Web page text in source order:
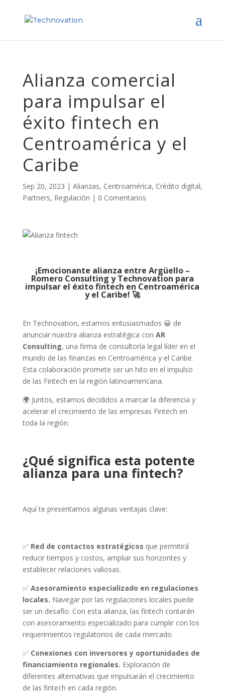
Alianza comercial
para impulsar el
éxito fintech en
Centroamérica y el
Caribe
Sep 20, 2023 | Alianzas, Centroamérica, Crédito digital,
Partners, Regulación | 0 Comentarios
¡Emocionante alianza entre Argüello –
Romero Consulting yTechnovation para
impulsar el éxito fintech en Centroamérica
y el Caribe! 🚀
En Technovation, estamos entusiasmados 😀 de
anunciar nuestra alianza estratégica con AR
Consulting, una firma de consultoría legal líder en el
mundo de las finanzas en Centroamérica y el Caribe.
Esta colaboración promete ser un hito en el impulso
de las Fintech en la región latinoamericana.
🌍 Juntos, estamos decididos a marcar la diferencia y
acelerar el crecimiento de las empresas Fintech en
toda la región.
¿Qué significa esta potente
alianza para una fintech?
Aquí te presentamos algunas ventajas clave:
✅ Red de contactos estratégicos que permitirá
reducir tiempos y costos, ampliar sus horizontes y
establecer relaciones valiosas.
✅ Asesoramiento especializado en regulaciones
locales. Navegar por las regulaciones locales puede
ser un desafío. Con esta alianza, las fintech contarán
con asesoramiento especializado para cumplir con los
requerimientos regulatorios de cada mercado.
✅ Conexiones con inversores y oportunidades de
financiamiento regionales. Exploración de
diferentes alternativas que impulsarán el crecimiento
de las fintech en cada región.